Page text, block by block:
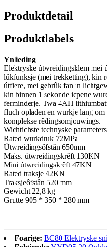
Produktdetail
Produktlabels
Ynlieding
Elektryske útwreidingsklem mei
lûkfunksje (mei trekketting), kin
útfiere, mei gebrûk fan in
kin binnen 1 sekonde iepene
ferminderje. Twa 4AH
fluch opladen en wurkje lang om
komplekse rêdingsomjouwings.
Wichtichste technyske
Rated wurkdruk 72MPa
Útwreidingsôfstân 650mm
Maks. útwreidingskrêft 130KN
Mini útwreidingskrêft 47KN
Rated traksje 42KN
Traksjeôfstân 520 mm
Gewicht 22,8 kg
Grutte 905 * 350 * 280 mm
Foarige: BC80 Elektryske